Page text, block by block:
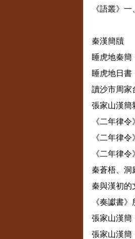
《語叢
秦漢簡牘
睡虎地秦
睡虎地
讀沙市
張家山
《二年
《二年
《二年
秦蒼梧
秦與漢
《奏讞
張家山漢
張家山漢